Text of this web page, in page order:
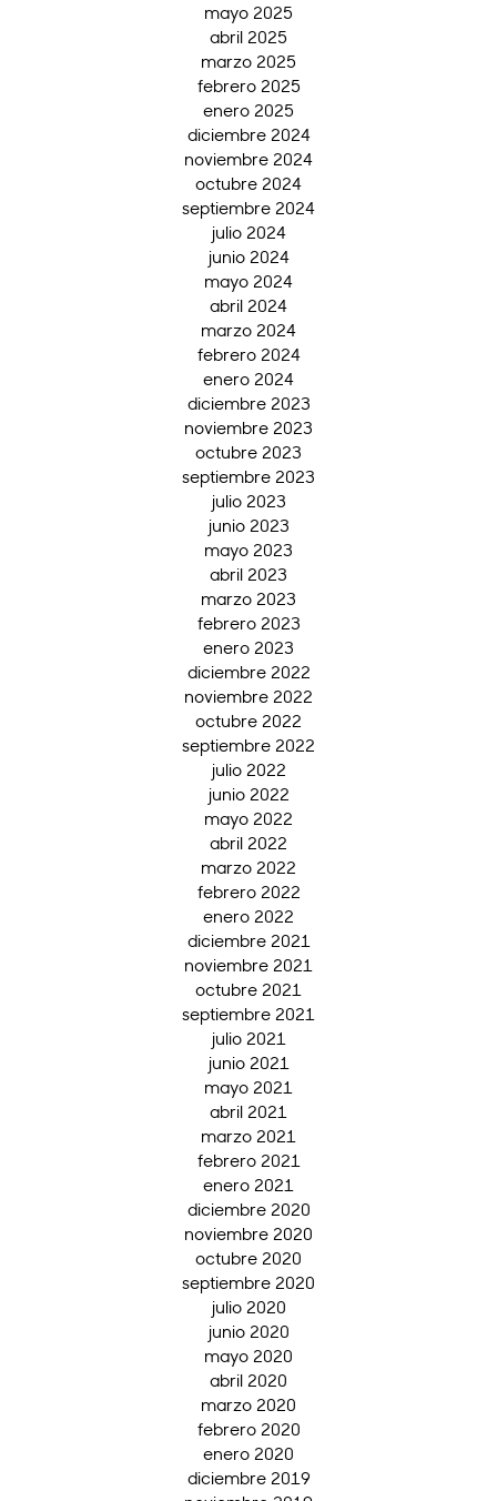
mayo 2025
abril 2025
marzo 2025
febrero 2025
enero 2025
diciembre 2024
noviembre 2024
octubre 2024
septiembre 2024
julio 2024
junio 2024
mayo 2024
abril 2024
marzo 2024
febrero 2024
enero 2024
diciembre 2023
noviembre 2023
octubre 2023
septiembre 2023
julio 2023
junio 2023
mayo 2023
abril 2023
marzo 2023
febrero 2023
enero 2023
diciembre 2022
noviembre 2022
octubre 2022
septiembre 2022
julio 2022
junio 2022
mayo 2022
abril 2022
marzo 2022
febrero 2022
enero 2022
diciembre 2021
noviembre 2021
octubre 2021
septiembre 2021
julio 2021
junio 2021
mayo 2021
abril 2021
marzo 2021
febrero 2021
enero 2021
diciembre 2020
noviembre 2020
octubre 2020
septiembre 2020
julio 2020
junio 2020
mayo 2020
abril 2020
marzo 2020
febrero 2020
enero 2020
diciembre 2019